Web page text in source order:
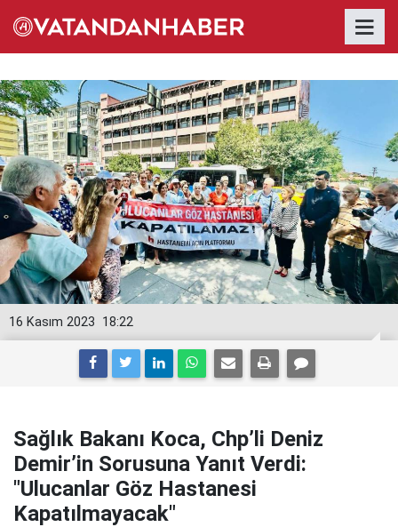
18:22
16 Kasım 2023
Sağlık Bakanı Koca, Chp’li Deniz
Demir’in Sorusuna Yanıt Verdi:
"Ulucanlar Göz Hastanesi
Kapatılmayacak"